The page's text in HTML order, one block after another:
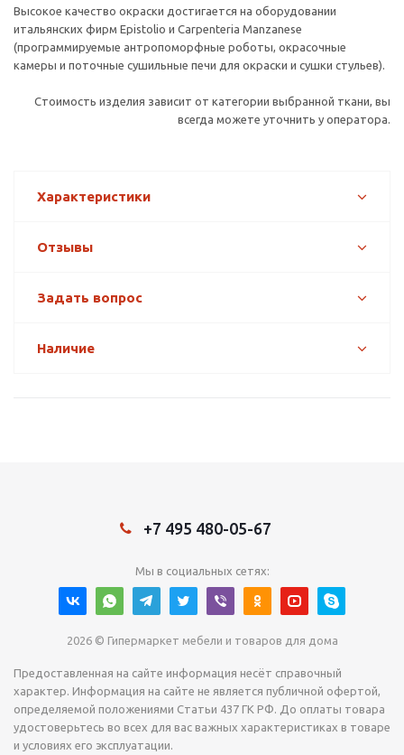
Высокое качество окраски достигается на оборудовании
итальянских фирм Epistolio и Carpenteria Manzanese
(программируемые антропоморфные роботы, окрасочные
камеры и поточные сушильные печи для окраски и сушки стульев).
Стоимость изделия зависит от категории выбранной ткани, вы
всегда можете уточнить у оператора.
Характеристики
Отзывы
Задать вопрос
Наличие
+7 495 480-05-67
Мы в социальных сетях:
2026 © Гипермаркет мебели и товаров для дома
Предоставленная на сайте информация несёт справочный
характер. Информация на сайте не является публичной офертой,
определяемой положениями Статьи 437 ГК РФ. До оплаты товара
удостоверьтесь во всех для вас важных характеристиках в товаре
и условиях его эксплуатации.